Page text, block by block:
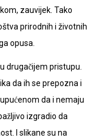
zauvijek. Tako
prirodnih i životnih
opusa.
drugačijem pristupu.
da ih se prepozna i
da i nemaju
izgradio da
I slikane su na